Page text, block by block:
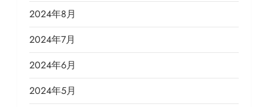
2024年8月
2024年7月
2024年6月
2024年5月